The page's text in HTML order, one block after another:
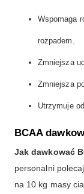
Wspomaga
rozpadem.
Zmniejsza
Zmniejsza
Utrzymuje
BCAA
Jak dawkować
personalni
na 10 kg masy